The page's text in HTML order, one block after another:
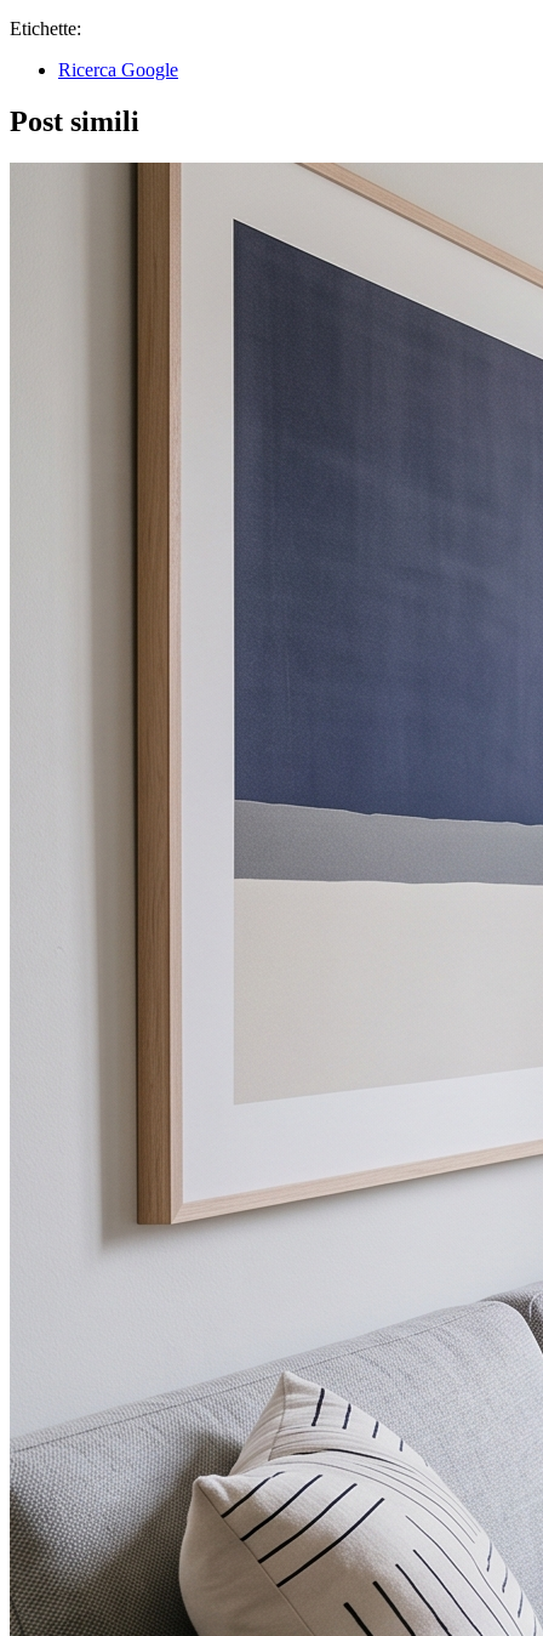
Etichette:
Ricerca Google
Post simili